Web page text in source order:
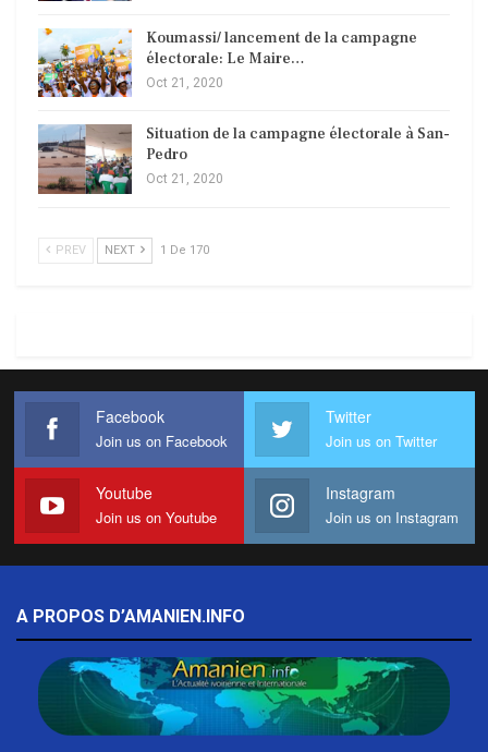
Koumassi/ lancement de la campagne
électorale: Le Maire…
Oct 21, 2020
Situation de la campagne électorale à San-
Pedro
Oct 21, 2020
PREV NEXT 1 De 170
Facebook
Join us on Facebook
Twitter
Join us on Twitter
Youtube
Join us on Youtube
Instagram
Join us on Instagram
A PROPOS D’AMANIEN.INFO